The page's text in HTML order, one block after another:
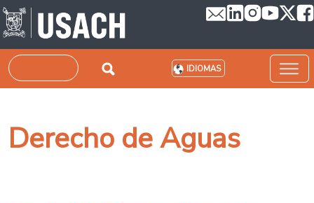
Pasar al contenido principal
Buscar IDIOMAS
Derecho de Aguas